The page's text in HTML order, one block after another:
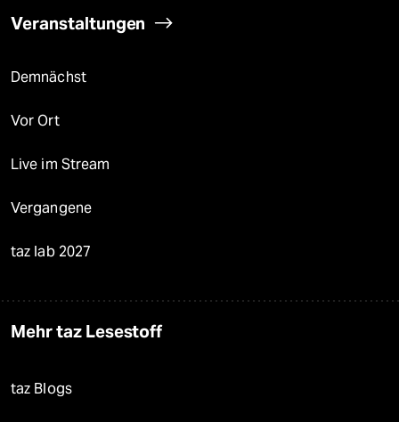
Veranstaltungen
Demnächst
Vor Ort
Live im Stream
Vergangene
taz lab 2027
Mehr taz Lesestoff
taz Blogs